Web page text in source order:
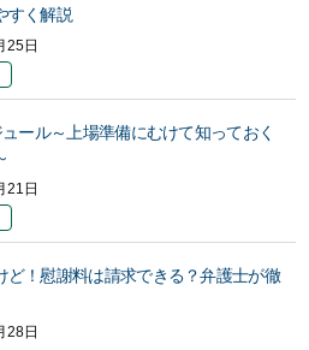
すく解説
25日
ール～上場準備にむけて知っておく
21日
ど！慰謝料は請求できる？弁護士が徹
28日